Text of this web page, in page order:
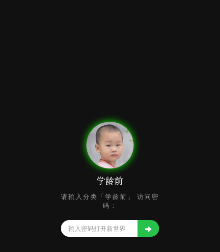
学龄前
请输入分类「学龄前」 访问密
码：